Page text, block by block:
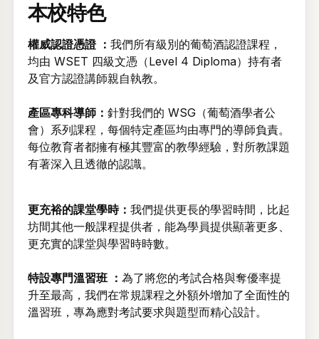
本校特色
權威認證憑證 ： 我們所有級別的葡萄酒認證課程，
均由 WSET 四級文憑（Level 4 Diploma）持有者
及官方認證講師親自執教。
產區專科導師： 針對我們的 WSG（葡萄酒學者公
會）系列課程，每個特定產區均由專門的導師負責。
每位教育者都擁有極其豐富的教學經驗，對所教課題
有著深入且透徹的認識。
更充裕的課堂學時： 我們提供更長的學習時間，比起
坊間其他一般課程提供者，能為學員提供顯著更多、
更充實的課堂與學習時時數。
特設專門溫習班 ： 為了將您的考試合格與奪優率提
升至最高，我們在常規課程之外額外增加了全面性的
溫習班，專為應對考試要求與題型而精心設計。